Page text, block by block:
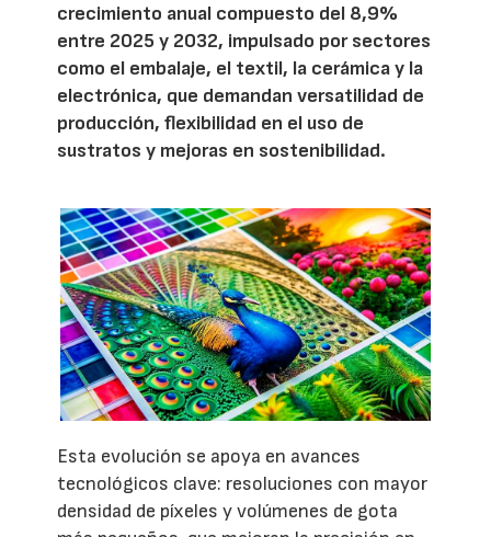
crecimiento anual compuesto del 8,9%
entre 2025 y 2032, impulsado por sectores
como el embalaje, el textil, la cerámica y la
electrónica, que demandan versatilidad de
producción, flexibilidad en el uso de
sustratos y mejoras en sostenibilidad.
Esta evolución se apoya en avances
tecnológicos clave: resoluciones con mayor
densidad de píxeles y volúmenes de gota